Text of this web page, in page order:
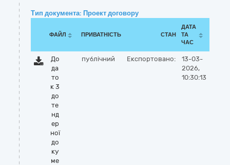
Тип документа: Проект договору
ФАЙЛ ПРИВАТНІСТЬ СТАН
ДАТА
ТА
ЧАС
До
да
то
к 3
до
те
нд
ер
ної
до
ку
ме
публічний Експортовано:
13-03-
2026,
10:30:13